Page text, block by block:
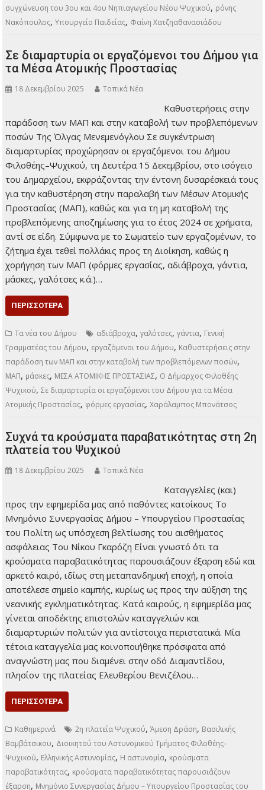
συγχώνευση του 3ου και 4ου Νηπιαγωγείου Νέου Ψυχικού, ρόνης
Νακόπουλος,Υπουργείο Παιδείας, Φαίνη Χατζηαθανασιάδου
Σε διαμαρτυρία οι εργαζόμενοι του Δήμου για
τα Μέσα Ατομικής Προστασίας
18 Δεκεμβρίου 2025 Τοπικά Νέα
Καθυστερήσεις στην
παράδοση των ΜΑΠ
και στην καταβολή
των προβλεπόμενων
ποσών Της Όλγας
Μενεμενόγλου Σε
συγκέντρωση
διαμαρτυρίας
προχώρησαν οι εργαζόμενοι του Δήμου Φιλοθέης–Ψυχικού,
τη Δευτέρα 15 Δεκεμβρίου, στο ισόγειο του Δημαρχείου,
εκφράζοντας την έντονη δυσαρέσκειά τους για την
καθυστέρηση στην παραλαβή των Μέσων Ατομικής
Προστασίας (ΜΑΠ), καθώς και για τη μη καταβολή της
προβλεπόμενης αποζημίωσης για το έτος 2024 σε χρήματα,
αντί σε είδη. Σύμφωνα με το Σωματείο των εργαζομένων, το
χορήγηση των ΜΑΠ (φόρμες εργασίας, αδιάβροχα, γάντια,
μάσκες, γαλότσες κ.ά.)…
ΠΕΡΙΣΣΌΤΕΡΑ
Τα νέα του Δήμου αδιάβροχα,γαλότσες,γάντια,Γενική
παράδοση των ΜΑΠ και στην καταβολή των προβλεπόμενων ποσών,
ΜΑΠ,μάσκες ,ΜΕΣΑ ΑΤΟΜΙΚΗΣ ΠΡΟΣΤΑΣΙΑΣ
Ατομικής Προστασίας, φόρμες εργασίας
Συχνά τα κρούσματα παραβατικότητας στη 2η
πλατεία του Ψυχικού
18 Δεκεμβρίου 2025 Τοπικά Νέα
Καταγγελίες (και)
προς την εφημερίδα
μας από παθόντες
κατοίκους Το
Μνημόνιο
Συνεργασίας Δήμου –
Υπουργείου
Προστασίας του Πολίτη ως υπόσχεση βελτίωσης του
αισθήματος ασφάλειας Του Νίκου Γκαρόζη Είναι γνωστό ότι
τα κρούσματα παραβατικότητας παρουσιάζουν έξαρση εδώ
και αρκετό καιρό, ιδίως στη μεταπανδημική εποχή, η οποία
νεανικής εγκληματικότητας. Κατά καιρούς, η εφημερίδα μας
γίνεται αποδέκτης επιστολών καταγγελιών και
διαμαρτυριών πολιτών για αντίστοιχα περιστατικά. Μία
τέτοια καταγγελία μας κοινοποιήθηκε πρόσφατα από